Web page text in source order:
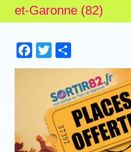
et-Garonne (82)
Facebook
Twitter